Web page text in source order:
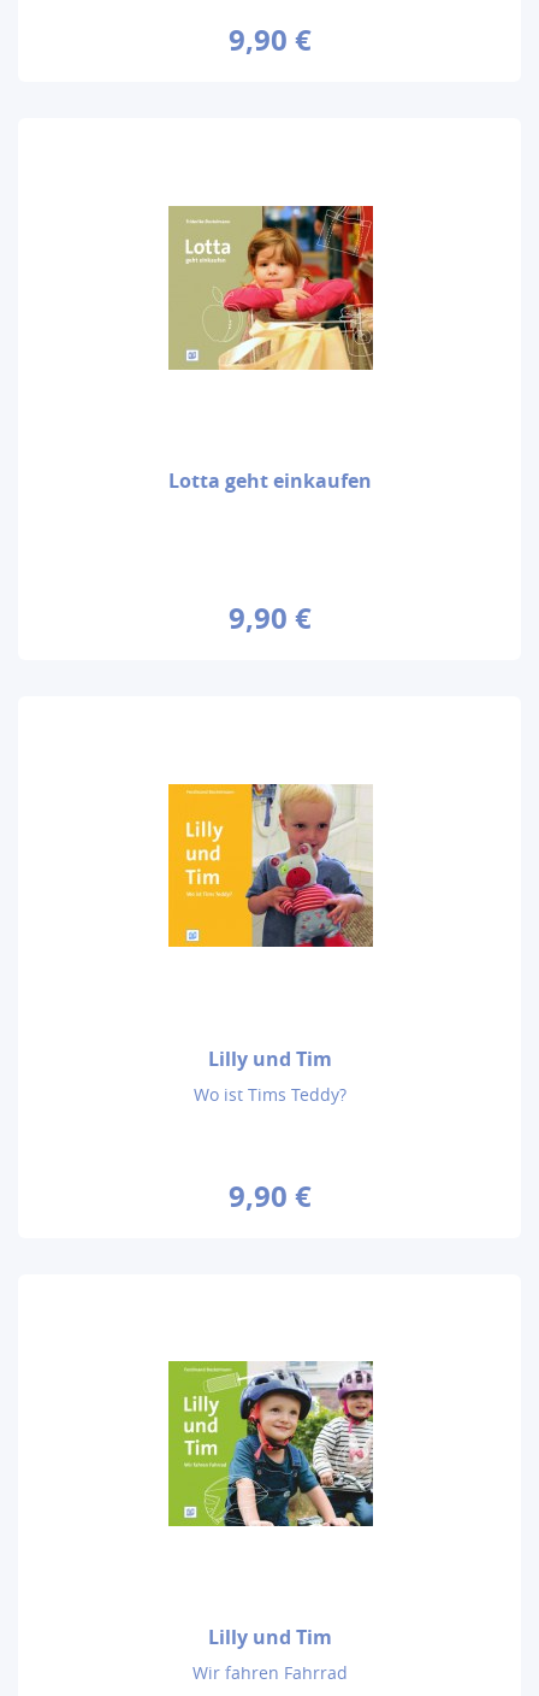
9,90 €
Lotta geht einkaufen
9,90 €
Lilly und Tim
Wo ist Tims Teddy?
9,90 €
Lilly und Tim
Wir fahren Fahrrad